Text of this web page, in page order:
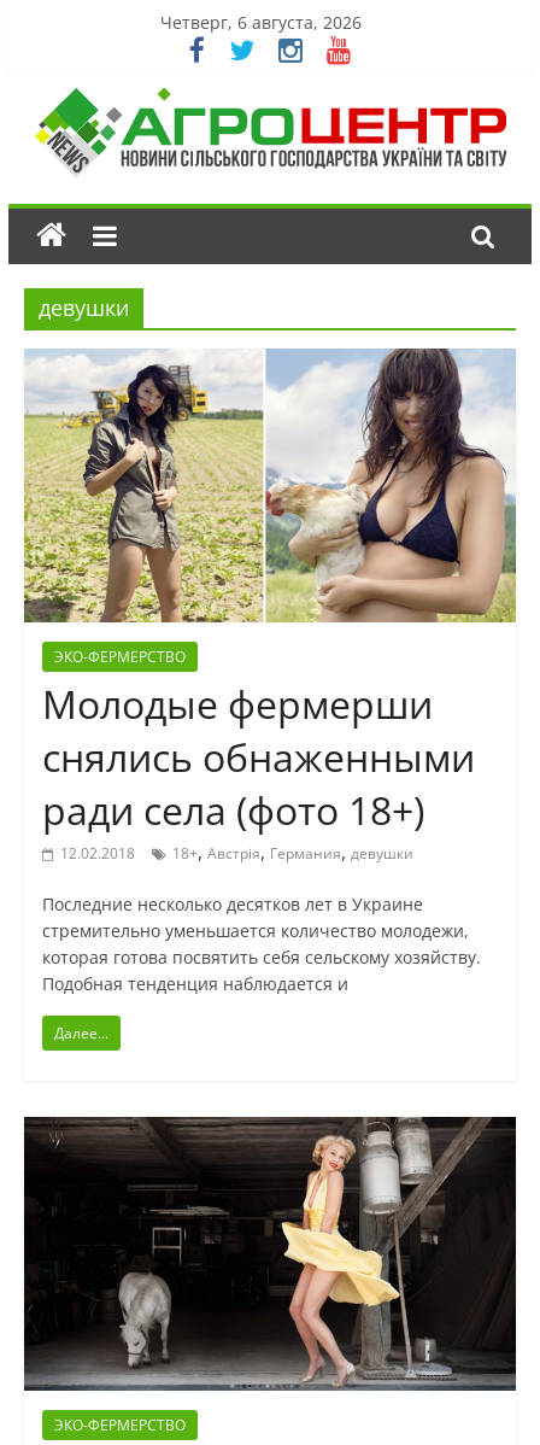
Четверг, 6 августа, 2026
девушки
ЭКО-ФЕРМЕРСТВО
Молодые фермерши
снялись обнаженными
ради села (фото 18+)
12.02.2018 18+, Австрія, Германия, девушки
Последние несколько десятков лет в Украине
стремительно уменьшается количество молодежи,
которая готова посвятить себя сельскому хозяйству.
Подобная тенденция наблюдается и
Далее...
ЭКО-ФЕРМЕРСТВО